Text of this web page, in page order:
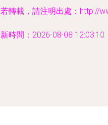
轉載，請注明出處：http://
時間：2026-08-08 12:03:10